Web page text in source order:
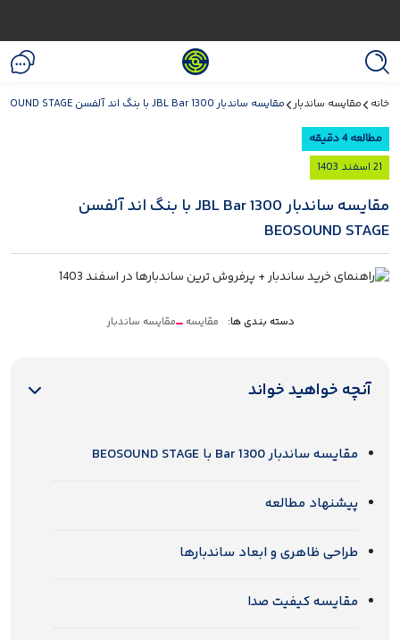
خانه مقایسه ساندبار مقایسه ساندبار JBL Bar 1300 با بنگ اند آلفسن BEOSOUND STAGE
مطالعه 4 دقیقه
21 اسفند 1403
مقایسه ساندبار JBL Bar 1300 با بنگ اند آلفسن
BEOSOUND STAGE
دسته بندی ها: مقایسه مقایسه ساندبار
آنچه خواهید خواند
مقایسه ساندبار Bar 1300 با BEOSOUND STAGE
پیشنهاد مطالعه
طراحی ظاهری و ابعاد ساندبارها
مقایسه کیفیت صدا